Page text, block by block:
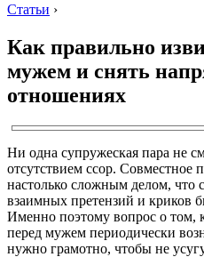
Статьи ›
Как правильно
мужем и снять
отношениях
Ни одна супружеская пара не
отсутствием ссор. Совместное
настолько сложным делом, что
взаимных претензий и криков
Именно поэтому вопрос о том,
перед мужем периодически
нужно грамотно, чтобы не